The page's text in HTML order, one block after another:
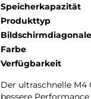
Speicherkapazität
Produkttyp
Bildschirmdiagonale
Farbe
Verfügbarkeit
Der ultra­schnelle
bessere